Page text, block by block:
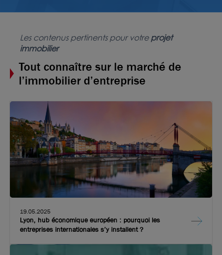
Les contenus pertinents pour votreprojet
immobilier
Tout connaître sur le marché de
l’immobilier d’entreprise
19.05.2025
Lyon, hub économique européen : pourquoi les
entreprises internationales s’y installent ?